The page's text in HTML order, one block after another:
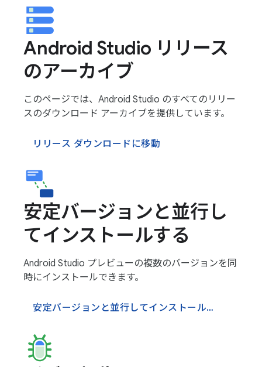
Android Studio リリース
のアーカイブ
このページでは、Android Studio のすべてのリリー
スのダウンロード アーカイブを提供しています。
リリース ダウンロードに移動
安定バージョンと並行し
てインストールする
Android Studio プレビューの複数のバージョンを同
時にインストールできます。
安定バージョンと並行してインストールする